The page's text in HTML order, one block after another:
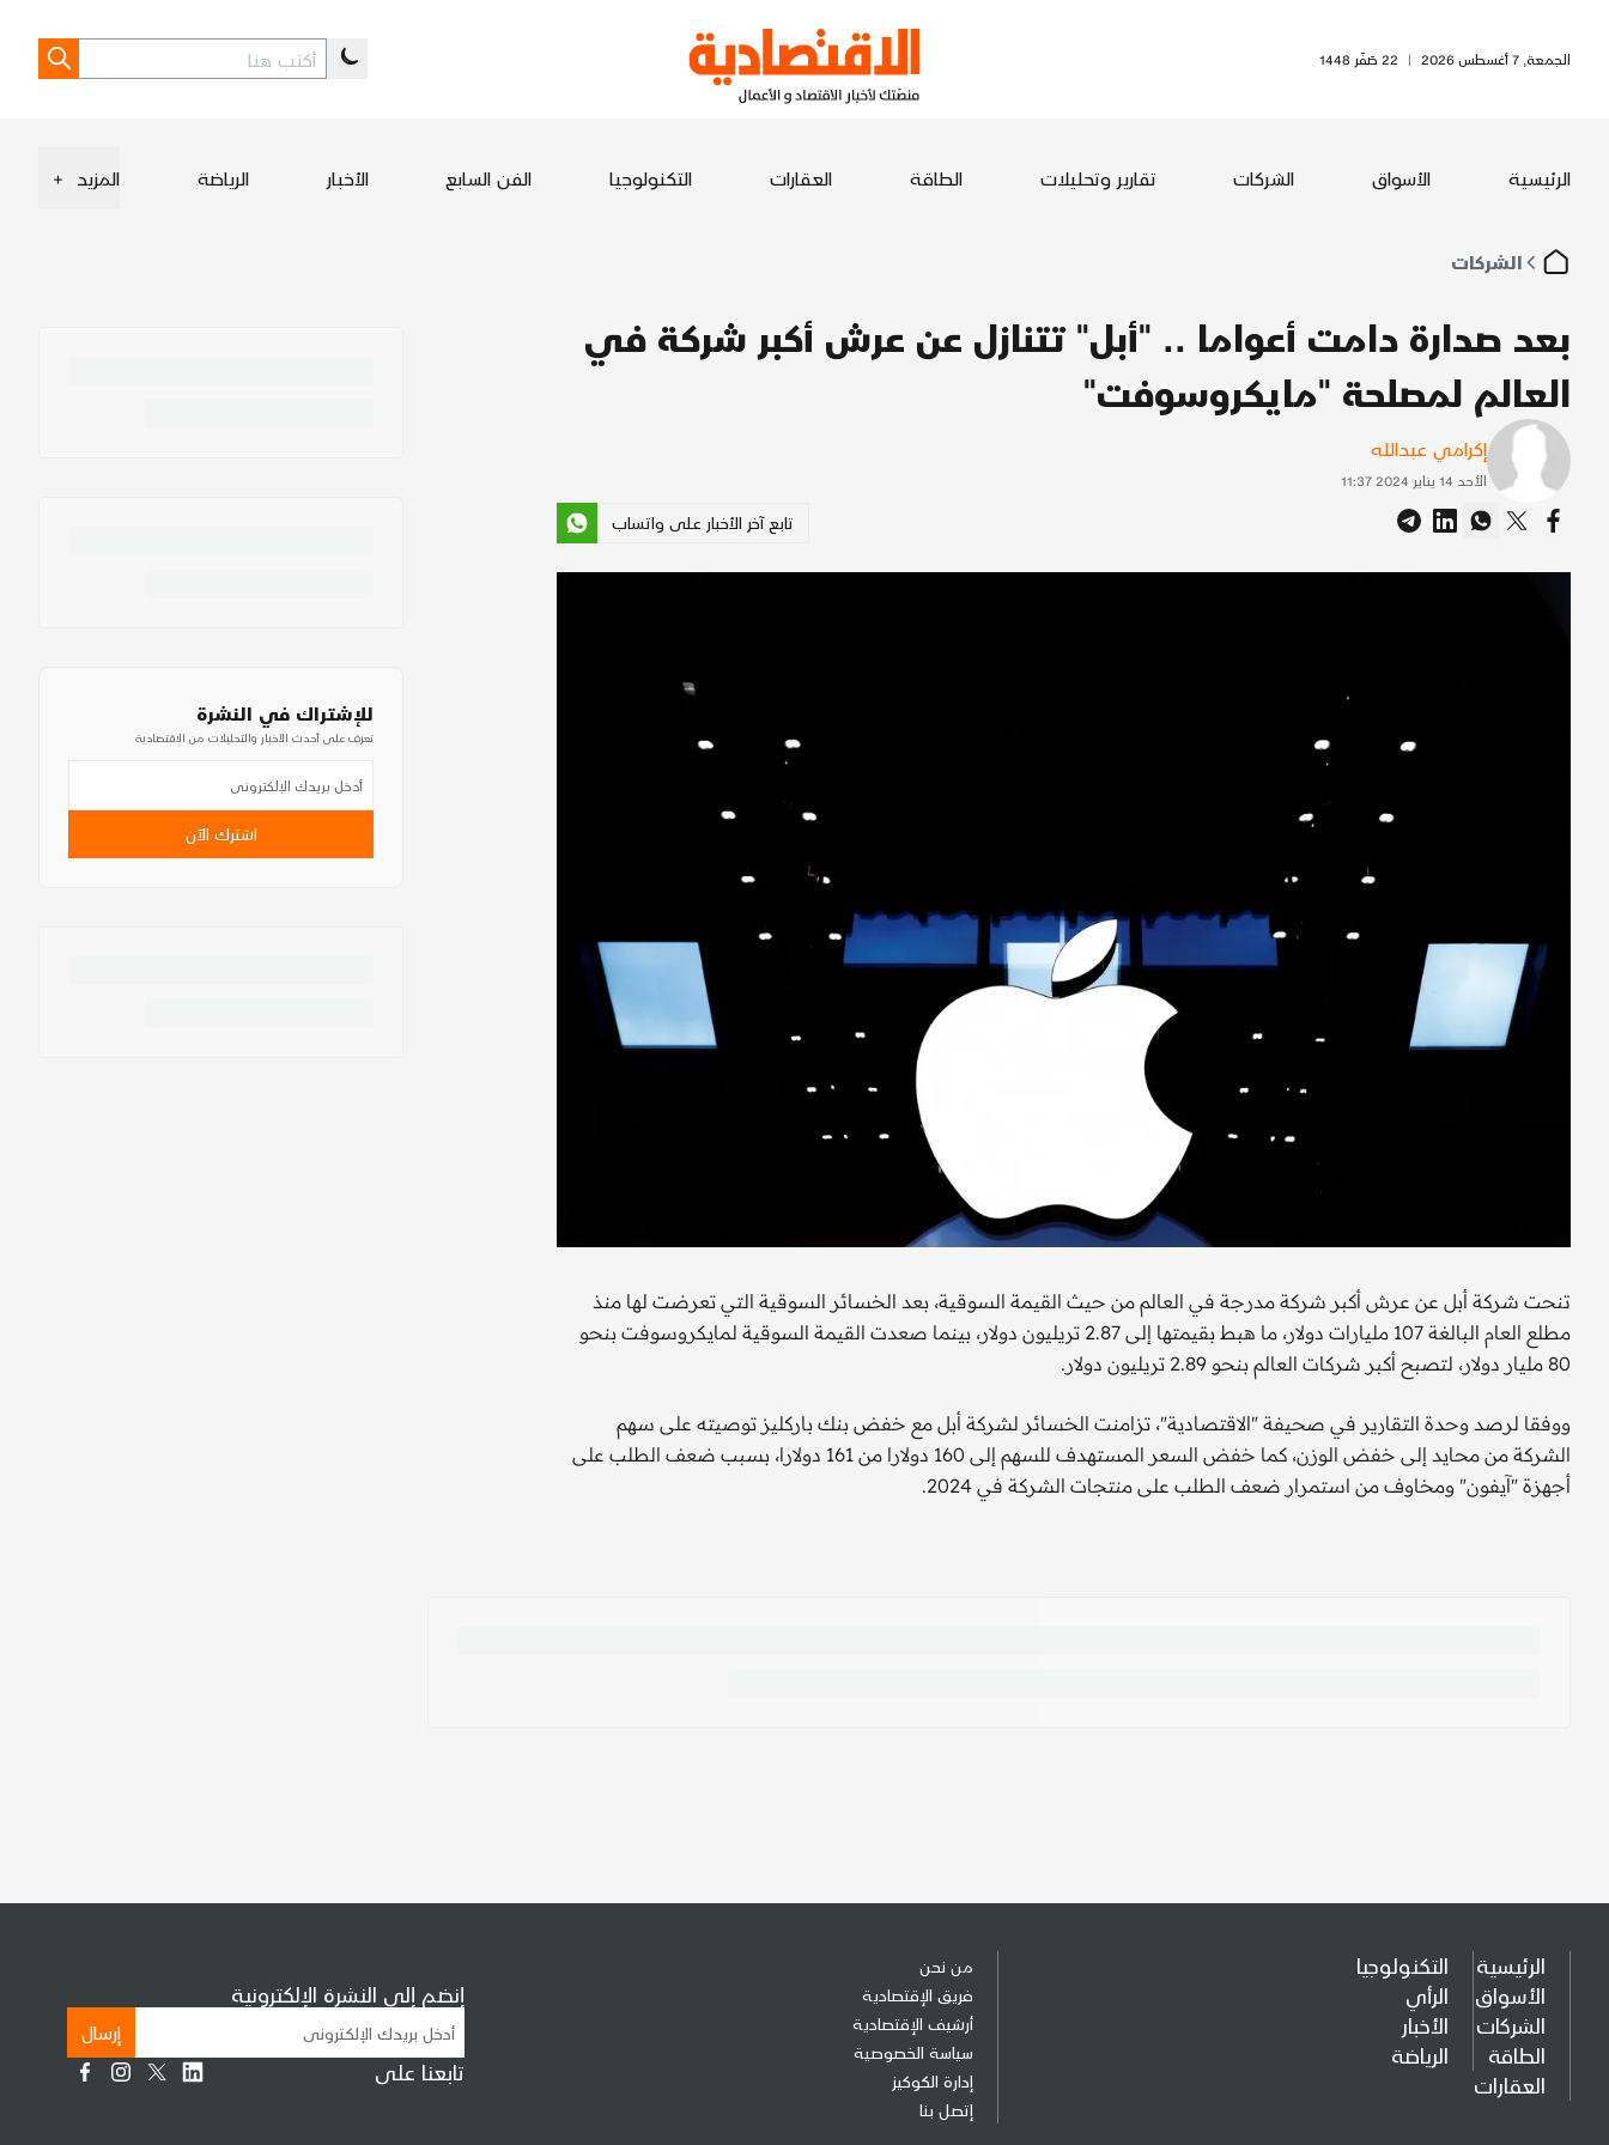
الجمعة, 7 أغسطس 2026 | 22 صَفَر 1448
الرئيسية الأسواق الشركات تقارير وتحليلات الطاقة العقارات التكنولوجيا الفن السابع الأخبار الرياضة المزيد +
الشركات
بعد صدارة دامت أعواما .. "أبل" تتنازل عن عرش أكبر شركة في
العالم لمصلحة "مايكروسوفت"
إكرامي عبدالله
الأحد 14 يناير 2024 11:37
تابع آخر الأخبار على واتساب
تنحت شركة أبل عن عرش أكبر شركة مدرجة في العالم من حيث القيمة السوقية، بعد الخسائر السوقية التي تعرضت لها منذ
مطلع العام البالغة 107 مليارات دولار، ما هبط بقيمتها إلى 2.87 تريليون دولار، بينما صعدت القيمة السوقية لمايكروسوفت بنحو
80 مليار دولار، لتصبح أكبر شركات العالم بنحو 2.89 تريليون دولار.
ووفقا لرصد وحدة التقارير في صحيفة "الاقتصادية"، تزامنت الخسائر لشركة أبل مع خفض بنك باركليز توصيته على سهم
الشركة من محايد إلى خفض الوزن، كما خفض السعر المستهدف للسهم إلى 160 دولارا من 161 دولارا، بسبب ضعف الطلب على
أجهزة "آيفون" ومخاوف من استمرار ضعف الطلب على منتجات الشركة في 2024.
للإشتراك في النشرة
تعرف على أحدث الأخبار والتحليلات من الاقتصادية
اشترك الآن
الرئيسية
الأسواق
الشركات
الطاقة
العقارات
التكنولوجيا
الرأي
الأخبار
الرياضة
من نحن
فريق الإقتصادية
أرشيف الإقتصادية
سياسة الخصوصية
إدارة الكوكيز
إتصل بنا
إنضم إلى النشرة الإلكترونية
إرسال
تابعنا على